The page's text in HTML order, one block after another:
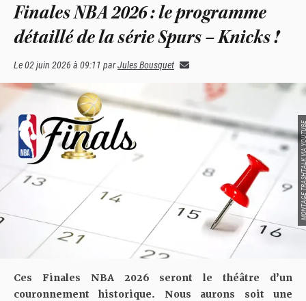
Finales NBA 2026 : le programme
détaillé de la série Spurs – Knicks !
Le02 juin 2026 à 09:11 parJules Bousquet
MONTAGE
Ces Finales NBA 2026 seront le théâtre d’un
couronnement historique. Nous aurons soit une